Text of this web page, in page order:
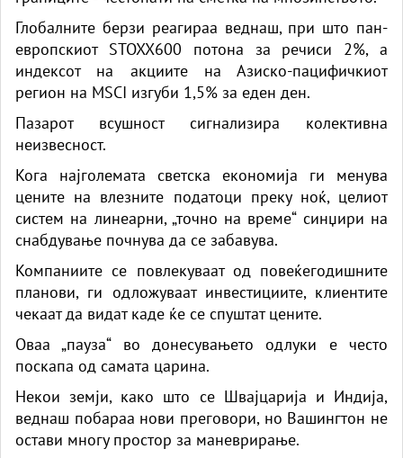
Глобалните берзи реагираа веднаш, при што пан-
европскиот STOXX600 потона за речиси 2%, а
индексот на акциите на Азиско-пацифичкиот
регион на MSCI изгуби 1,5% за еден ден.
Пазарот всушност сигнализира колективна
неизвесност.
Кога најголемата светска економија ги менува
цените на влезните податоци преку ноќ, целиот
систем на линеарни, „точно на време“ синџири на
снабдување почнува да се забавува.
Компаниите се повлекуваат од повеќегодишните
планови, ги одложуваат инвестициите, клиентите
чекаат да видат каде ќе се спуштат цените.
Оваа „пауза“ во донесувањето одлуки е често
поскапа од самата царина.
Некои земји, како што се Швајцарија и Индија,
веднаш побараа нови преговори, но Вашингтон не
остави многу простор за маневрирање.